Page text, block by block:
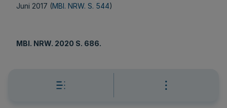
Juni 2017 (MBl. NRW. S. 544)
MBl. NRW. 2020 S. 686.